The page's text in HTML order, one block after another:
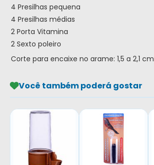
4 Presilhas pequena
4 Presilhas médias
2 Porta Vitamina
2 Sexto poleiro
Corte para encaixe no arame: 1,5 a 2,1 cm
Você também poderá gostar